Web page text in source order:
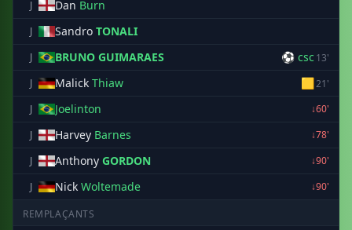
J Dan Burn
J Sandro TONALI
J BRUNO GUIMARAES ⚽ csc 13'
J
Malick Thiaw 🟨21'
J
Joelinton
↓60'
J
Harvey Barnes
↓78'
J
Anthony GORDON
↓90'
J
Nick Woltemade ↓90'
REMPLAÇANTS